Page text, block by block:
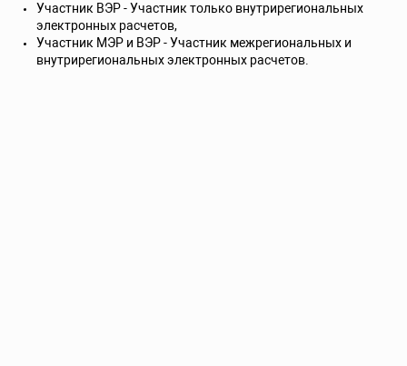
Участник ВЭР - Участник только внутрирегиональных
электронных расчетов,
Участник МЭР и ВЭР - Участник межрегиональных и
внутрирегиональных электронных расчетов.